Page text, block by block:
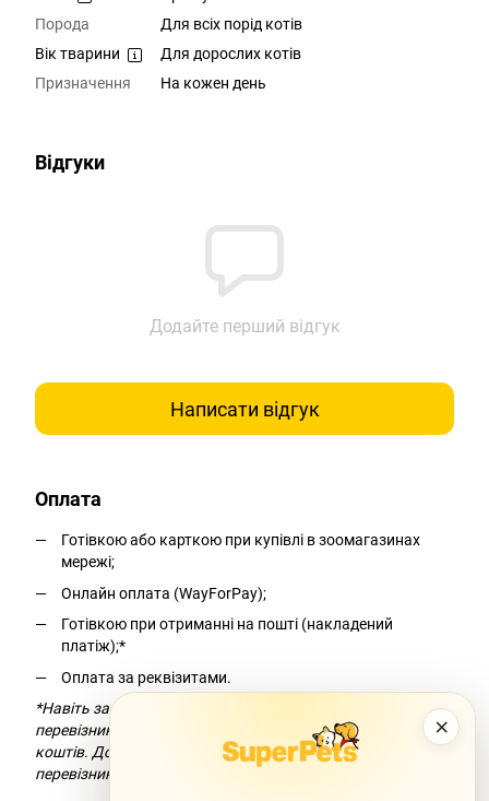
×
Порода
Для всіх порід котів
Вік тварини
Для дорослих котів
Призначення
На кожен день
Відгуки
Додайте перший відгук
Написати відгук
Оплата
Готівкою або карткою при купівлі в зоомагазинах
мережі;
Онлайн оплата (WayForPay);
Готівкою при отриманні на пошті (накладений
платіж);*
Оплата за реквізитами.
*Навіть за умови безкоштовної доставки компанія-
перевізник додасть комісію за переказ
коштів. Докладніше можна дізнатися на сайті компанії-
перевізника.